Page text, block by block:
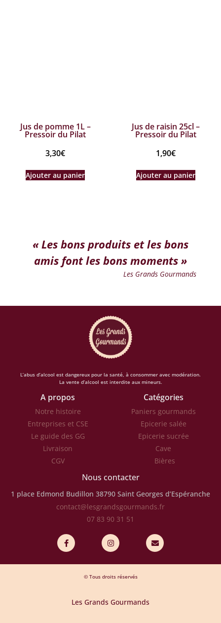
Jus de pomme 1L –
Pressoir du Pilat
3,30€
Ajouter au panier
Jus de raisin 25cl –
Pressoir du Pilat
1,90€
Ajouter au panier
« Les bons produits et les bons
amis font les bons moments »
Les Grands Gourmands
L’abus d’alcool est dangereux pour la santé, à consommer avec modération.
La vente d’alcool est interdite aux mineurs.
A propos
Notre histoire
Entreprises et CSE
Le guide des GG
Livraison
CGV
Catégories
Paniers gourmands
Epicerie salée
Epicerie sucrée
Cave
Bières
Nous contacter
1 place Edmond Budillon 38790 Saint Georges d’Espéranche
contact@lesgrandsgourmands.fr
07 83 90 31 51
© Tous droits réservés
Les Grands Gourmands